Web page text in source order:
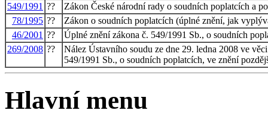
549/1991 ??
Zákon České národní rady o soudních poplatcích a
78/1995 ??
Zákon o soudních poplatcích (úplné znění, jak
46/2001 ??
Úplné znění zákona č. 549/1991 Sb., o soudních
269/2008 ??
Nález Ústavního soudu ze dne 29. ledna 2008 ve
549/1991 Sb., o soudních poplatcích, ve znění
Hlavní menu